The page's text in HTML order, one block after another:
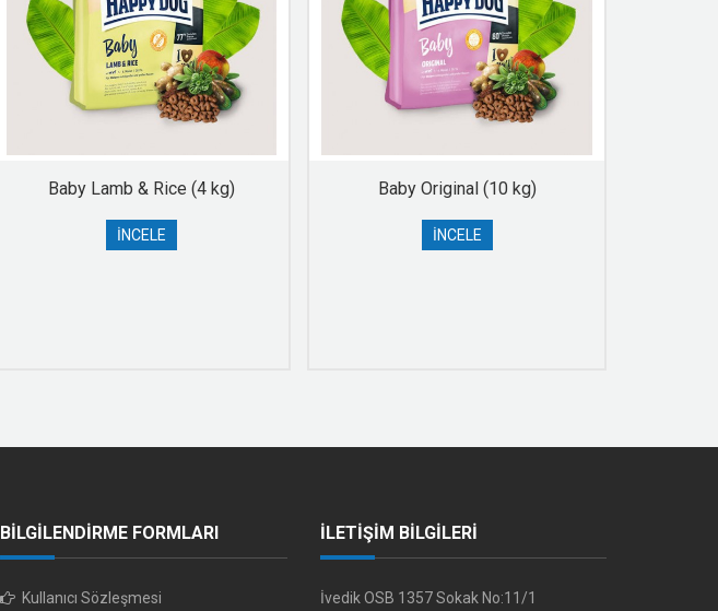
Baby Lamb & Rice (4 kg)
İNCELE
Baby Original (10 kg)
İNCELE
BİLGİLENDİRME FORMLARI
Kullanıcı Sözleşmesi
İLETİŞİM BİLGİLERİ
İvedik OSB 1357 Sokak No:11/1